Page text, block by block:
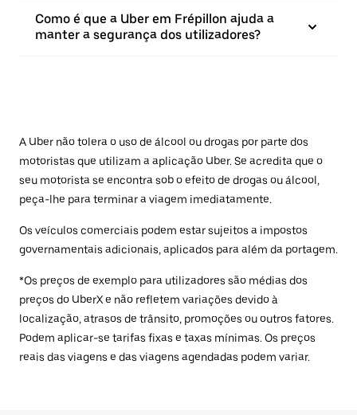
Como é que a Uber em Frépillon ajuda a
manter a segurança dos utilizadores?
A Uber não tolera o uso de álcool ou drogas por parte dos
motoristas que utilizam a aplicação Uber. Se acredita que o
seu motorista se encontra sob o efeito de drogas ou álcool,
peça-lhe para terminar a viagem imediatamente.
Os veículos comerciais podem estar sujeitos a impostos
governamentais adicionais, aplicados para além da portagem.
*Os preços de exemplo para utilizadores são médias dos
preços do UberX e não refletem variações devido à
localização, atrasos de trânsito, promoções ou outros fatores.
Podem aplicar-se tarifas fixas e taxas mínimas. Os preços
reais das viagens e das viagens agendadas podem variar.